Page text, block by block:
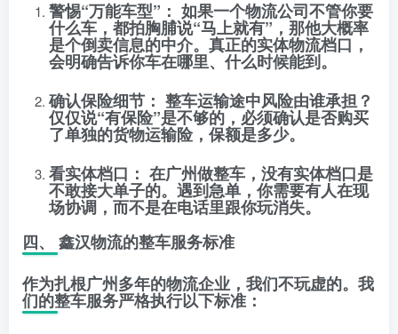
警惕“万能车型”： 如果一个物流公司不管你要
什么车，都拍胸脯说“马上就有”，那他大概率
是个倒卖信息的中介。真正的实体物流档口，
会明确告诉你车在哪里、什么时候能到。
确认保险细节： 整车运输途中风险由谁承担？
仅仅说“有保险”是不够的，必须确认是否购买
了单独的货物运输险，保额是多少。
看实体档口： 在广州做整车，没有实体档口是
不敢接大单子的。遇到急单，你需要有人在现
场协调，而不是在电话里跟你玩消失。
四、 鑫汉物流的整车服务标准
作为扎根广州多年的物流企业，我们不玩虚的。我
们的整车服务严格执行以下标准：